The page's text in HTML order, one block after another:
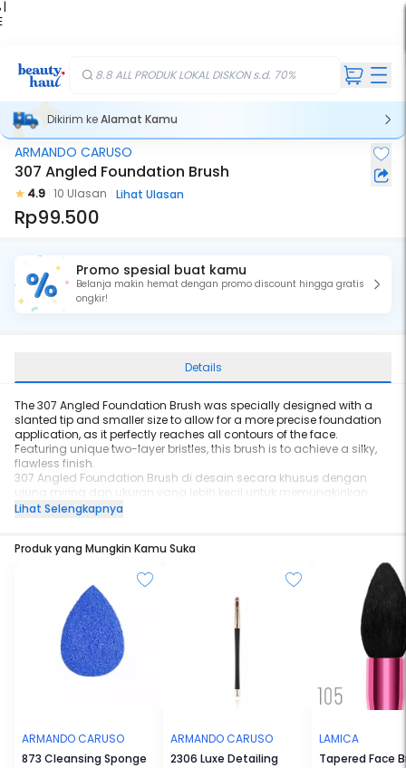
|
8.8 ALL PRODUK LOKAL DISKON s.d. 70%
Dikirim keAlamat Kamu
ARMANDO CARUSO
307 Angled Foundation Brush
4.9 10 Ulasan Lihat Ulasan
Rp99.500
Promo spesial buat kamu
Belanja makin hemat dengan promo discount hingga gratis
ongkir!
Details
The 307 Angled Foundation Brush was specially designed with a
slanted tip and smaller size to allow for a more precise foundation
application, as it perfectly reaches all contours of the face.
Featuring unique two-layer bristles, this brush is to achieve a silky,
flawless finish.
307 Angled Foundation Brush di desain secara khusus dengan
ujung miring dan ukuran yang lebih kecil untuk memungkinkan
aplikasi foundation yang lebih tepat dan dengan sempurna
dan sempurna.
Armando Caruso makeup brushes are made with vegan friendly,
cruelty-free synthetic but soft and high quality bristles.
Lihat Selengkapnya
Produk yang Mungkin Kamu Suka
ARMANDO CARUSO
873 Cleansing Sponge
ARMANDO CARUSO
2306 Luxe Detailing
LAMICA
Tapered Face